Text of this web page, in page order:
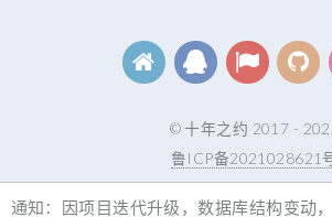
© 十年之约 2017 -
鲁ICP备2021028621
壹個博客|大佬论坛